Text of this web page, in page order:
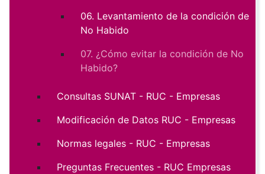
06. Levantamiento de la condición de
No Habido
07. ¿Cómo evitar la condición de No
Habido?
Consultas SUNAT - RUC - Empresas
Modificación de Datos RUC - Empresas
Normas legales - RUC - Empresas
Preguntas Frecuentes - RUC Empresas